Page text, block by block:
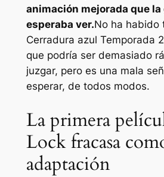
animación mejorada que la
esperaba ver.No ha habido
Cerradura azul Temporada
que podría ser demasiado
juzgar, pero es una mala
esperar, de todos modos.
La primera
Lock fracasa
adaptación